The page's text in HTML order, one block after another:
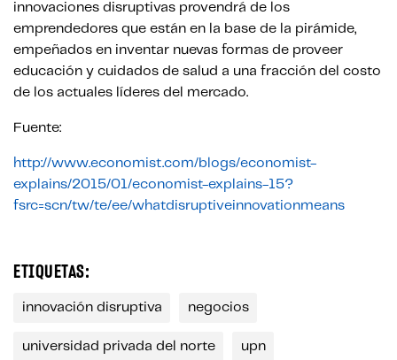
innovaciones disruptivas provendrá de los
emprendedores que están en la base de la pirámide,
empeñados en inventar nuevas formas de proveer
educación y cuidados de salud a una fracción del costo
de los actuales líderes del mercado.
Fuente:
http://www.economist.com/blogs/economist-
explains/2015/01/economist-explains-15?
fsrc=scn/tw/te/ee/whatdisruptiveinnovationmeans
ETIQUETAS:
innovación disruptiva negocios
universidad privada del norte upn